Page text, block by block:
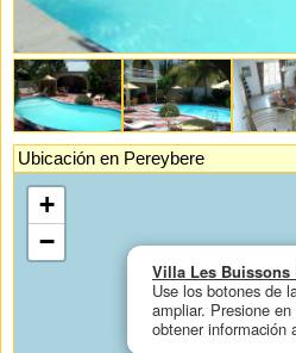
Ubicación en Pereybere
If you had enabled Javascript, you could
here.
Villa Les Buissons
Use los botones de
ampliar. Presione
obtener información
+
−